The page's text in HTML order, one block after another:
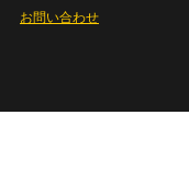
お問い合わせ